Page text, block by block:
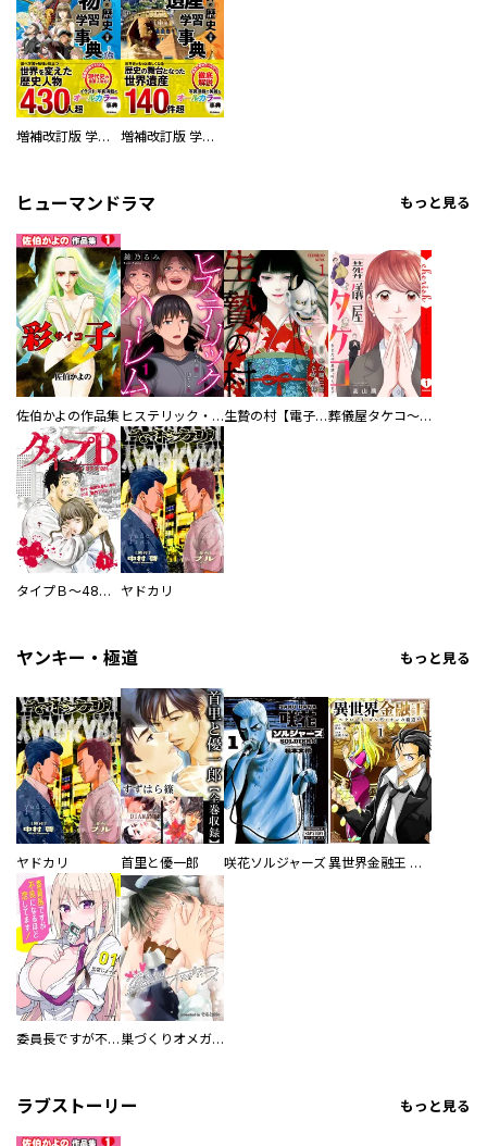
増補改訂版 学研まんが NEW世界の歴史 別巻 人物学習事典 増補改訂版 学研まんが NEW世界の歴史 別巻 世界遺産学習事典
ヒューマンドラマ もっと見る
佐伯かよの作品集 ヒステリック・ハーレム～搾られる男と堕ちる女～【電子単行本版】 生贄の村【電子単行本版】 葬儀屋タケコ～あなたの最期、叶えます【電子単行本版】
タイプＢ～48時間後、致死率100％～【単話】 ヤドカリ
ヤンキー・極道 もっと見る
ヤドカリ 首里と優一郎 咲花ソルジャーズ 異世界金融王 ～クローネ・ゴルディオンの覇道～
委員長ですが不良になるほど恋してます！ 巣づくりオメガバース
ラブストーリー もっと見る